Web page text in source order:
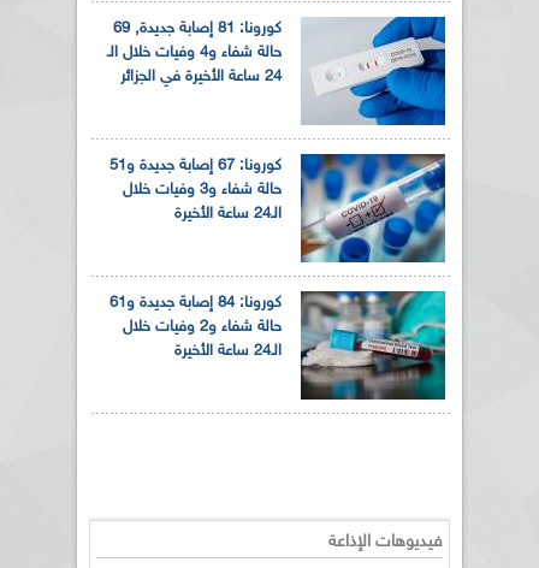
كورونا: 81 إصابة جديدة, 69
حالة شفاء و4 وفيات خلال الـ
24 ساعة الأخيرة في الجزائر
كورونا: 67 إصابة جديدة و51
حالة شفاء و3 وفيات خلال
الـ24 ساعة الأخيرة
كورونا: 84 إصابة جديدة و61
حالة شفاء و2 وفيات خلال
الـ24 ساعة الأخيرة
فيديوهات الإذاعة